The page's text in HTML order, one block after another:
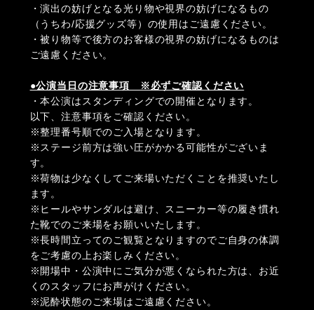
・演出の妨げとなる光り物や視界の妨げになるもの
（うちわ/応援グッズ等）の使⽤はご遠慮ください。
・被り物等で後⽅のお客様の視界の妨げになるものは
ご遠慮ください。
●公演当日の注意事項 ※必ずご確認ください
・本公演はスタンディングでの開催となります。
以下、注意事項をご確認ください。
※整理番号順でのご入場となります。
※ステージ前方は強い圧がかかる可能性がございま
す。
※荷物は少なくしてご来場いただくことを推奨いたし
ます。
※ヒールやサンダルは避け、スニーカー等の履き慣れ
た靴でのご来場をお願いいたします。
※長時間立ってのご観覧となりますのでご自身の体調
をご考慮の上お楽しみください。
※開場中・公演中にご気分が悪くなられた方は、お近
くのスタッフにお声がけください。
※泥酔状態のご来場はご遠慮ください。